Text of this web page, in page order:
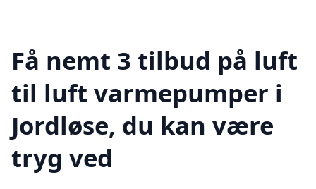
Få nemt 3 tilbud på luft
til luft varmepumper i
Jordløse, du kan være
tryg ved